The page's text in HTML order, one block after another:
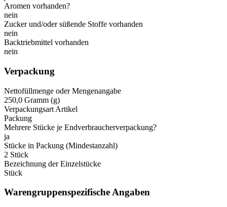
Aromen vorhanden?
nein
Zucker und/oder süßende Stoffe vorhanden
nein
Backtriebmittel vorhanden
nein
Verpackung
Nettofüllmenge oder Mengenangabe
250,0 Gramm (g)
Verpackungsart Artikel
Packung
Mehrere Stücke je Endverbraucherverpackung?
ja
Stücke in Packung (Mindestanzahl)
2 Stück
Bezeichnung der Einzelstücke
Stück
Warengruppenspezifische Angaben